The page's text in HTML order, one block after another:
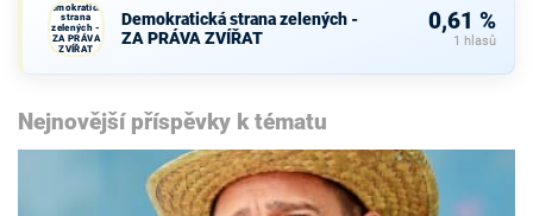
Demokratická
strana
zelených -
ZA PRÁVA
ZVÍŘAT
Demokratická strana zelených -
ZA PRÁVA ZVÍŘAT
0,61 %
1 hlasů
Nejnovější příspěvky k tématu